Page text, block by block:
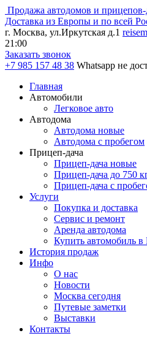
Продажа автодомов и прицепов-
Доставка из Европы и по всей
г. Москва, ул.Иркутская д.1
21:00
Заказать звонок
+7 985 157 48 38 Whatsapp не
Главная
Автомобили
Легковое авто
Автодома
Автодома новые
Автодома с пробегом
Прицеп-дача
Прицеп-дача новые
Прицеп-дача до 750
Прицеп-дача с
Услуги
Покупка и доставка
Сервис и ремонт
Аренда автодома
Купить автомобиль в
История продаж
Инфо
О нас
Новости
Москва сегодня
Путевые заметки
Выставки
Контакты